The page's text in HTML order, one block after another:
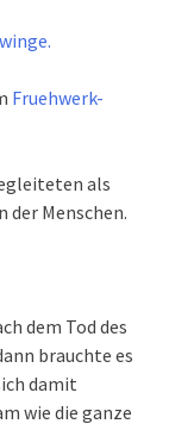
Fruehwerk-
als
Menschen.
dem Tod des
brauchte es
damit
wie die ganze